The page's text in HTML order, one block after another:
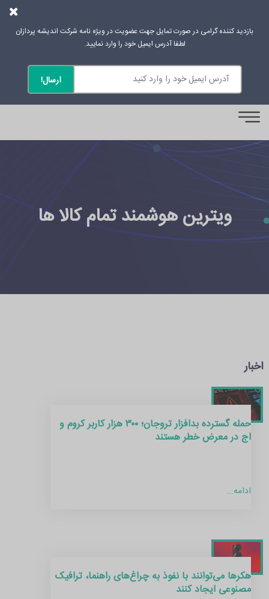
ویترین هوشمند تمام کالا ها
اخبار
حمله گسترده بدافزار تروجان؛ ۳۰۰ هزار کاربر کروم و
اج در معرض خطر هستند
ادامه...
هکرها می‌توانند با نفوذ به چراغ‌های راهنما، ترافیک
مصنوعی ایجاد کنند
بازدید کننده گرامی در صورت تمایل جهت عضویت در ویژه نامه شرکت اندیشه پردازان
لطفا آدرس ایمیل خود را وارد نمایید.